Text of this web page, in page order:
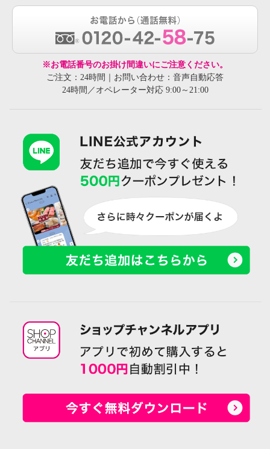
※お電話番号のお掛け間違いにご注意ください。
ご注文：24時間｜お問い合わせ：音声自動応答
24時間／オペレーター対応 9:00～21:00